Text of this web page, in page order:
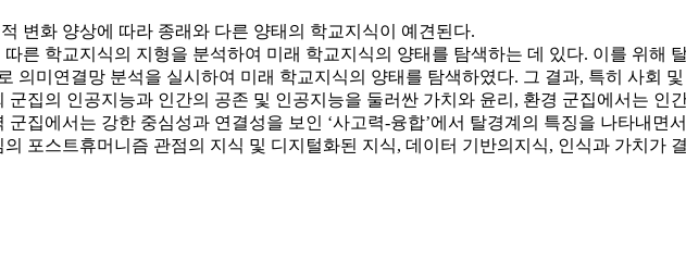
변화 양상에 따라 종래와 다른 양태의 학교지식이 예견된다.
른 학교지식의 지형을 분석하여 미래 학교지식의 양태를 탐색하는 데 있다. 이를 위해
의미연결망 분석을 실시하여 미래 학교지식의 양태를 탐색하였다. 그 결과, 특히 사회
집의 인공지능과 인간의 공존 및 인공지능을 둘러싼 가치와 윤리, 환경 군집에서는 인
집에서는 강한 중심성과 연결성을 보인 ‘사고력-융합’에서 탈경계의 특징을 나타내면
포스트휴머니즘 관점의 지식 및 디지털화된 지식, 데이터 기반의지식, 인식과 가치가